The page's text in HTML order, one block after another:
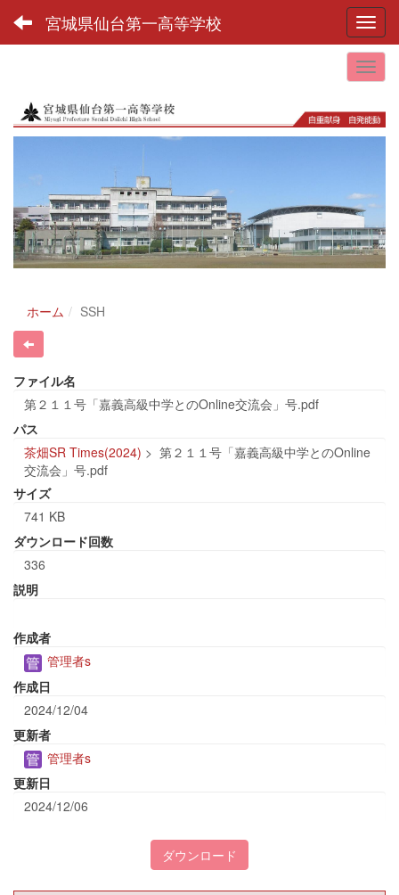
宮城県仙台第一高等学校
ホーム SSH
ファイル名
第２１１号「嘉義高級中学とのOnline交流会」号.pdf
パス
茶畑SR Times(2024) > 第２１１号「嘉義高級中学とのOnline
交流会」号.pdf
サイズ
741 KB
ダウンロード回数
336
説明
作成者
管理者s
作成日
2024/12/04
更新者
管理者s
更新日
2024/12/06
ダウンロード